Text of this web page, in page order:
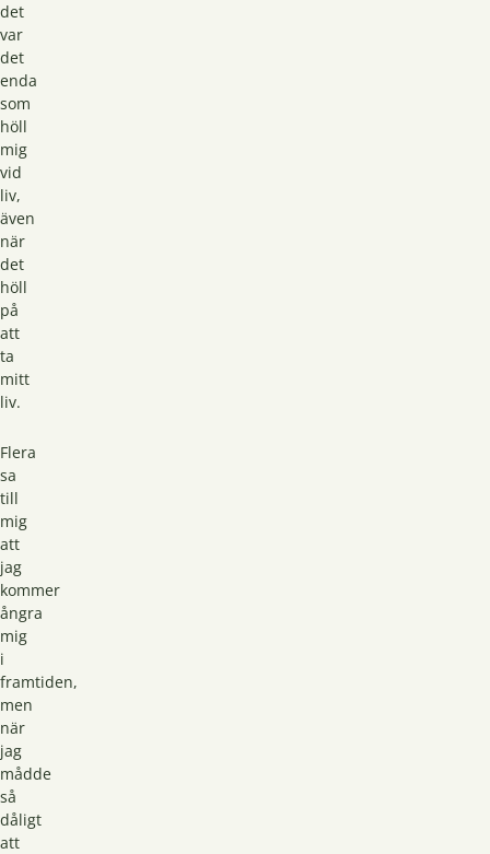
det
var
det
enda
som
höll
mig
vid
liv,
även
när
det
höll
på
att
ta
mitt
liv.
Flera
sa
till
mig
att
jag
kommer
ångra
mig
i
framtiden,
men
när
jag
mådde
så
dåligt
att